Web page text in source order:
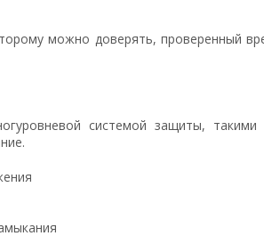
можно доверять, проверенный
системой защиты,